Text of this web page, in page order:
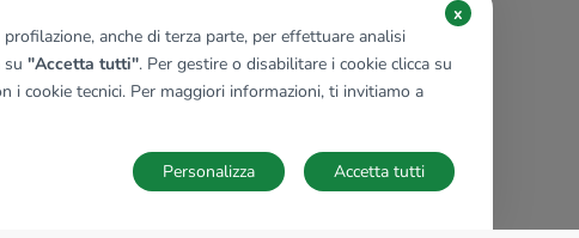
anche di terza parte, per effettuare analisi
su "Accetta tutti". Per gestire o disabilitare i cookie clicca su
i cookie tecnici. Per maggiori informazioni, ti invitiamo a
x
Accetta tutti
Personalizza